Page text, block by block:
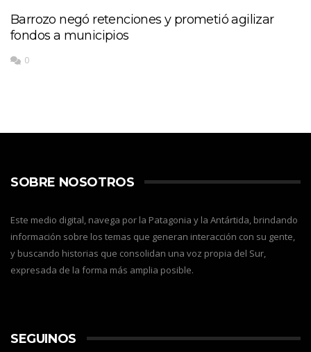
Barrozo negó retenciones y prometió agilizar
fondos a municipios
0
SOBRE NOSOTROS
Este medio digital, navega por la Patagonia y la Antártida, brindando
información sobre los temas que generan interacción con su gente,
y buscando historias que consolidan una voz propia del Sur,
expresada de la forma más amplia posible.
SEGUINOS